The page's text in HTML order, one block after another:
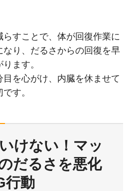
らすことで、体が回復作業に
なり、だるさからの回復を早
ます。
を心がけ、内臓を休ませて
す。
けない！マッ
だるさを悪化
行動